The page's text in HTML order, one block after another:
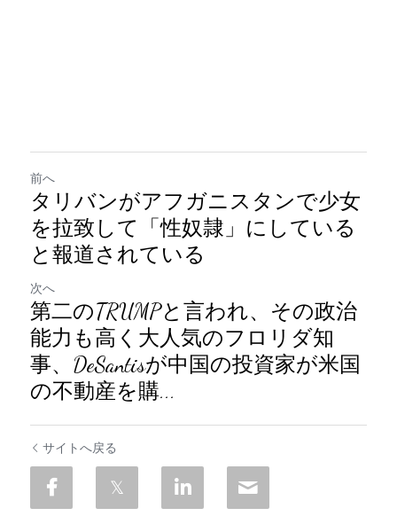
前へ
タリバンがアフガニスタンで少女
を拉致して「性奴隷」にしている
と報道されている
次へ
第二のTRUMPと言われ、その政治
能力も高く大人気のフロリダ知
事、DeSantisが中国の投資家が米国
の不動産を購...
サイトへ戻る